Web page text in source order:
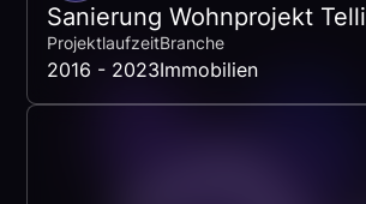
Sanierung Wohnprojekt Telli
Projektlaufzeit
2016 - 2023
Branche
Immobilien